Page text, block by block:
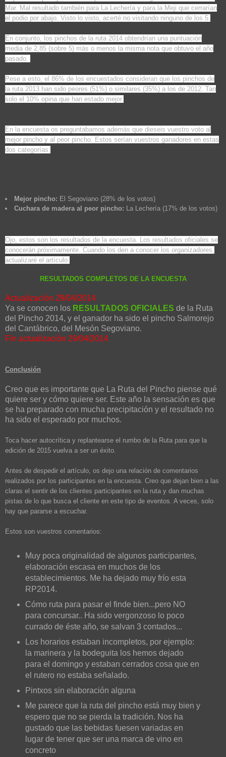
Mar. Mal resultado también para La Lechería y para la Meji que cerrarían
el podio por abajo. Visto lo visto, acerté no visitando ninguno de los 5.
En conjunto, los pinchos de la ruta 2014 obtendrían una puntuación
media de 2,85 (sobre 5) más o menos la misma nota que obtuvo el año
pasado.
Pese a esto, el 86% de los encuestados consideran que los pinchos de
la ruta 2013 han sido peores (51%) o similares (35%) a los de 2012. Tan
solo el 10% opina que han estado mejor.
En la encuesta os preguntabamos además que dieseis vuestro voto al
mejor pincho y al peor pincho. Estos serían vuestros ganadores en estas
dos categorías:
Mejor pincho: El Segoviano (28% de los votos)
Cuchara de madera al peor pincho: La Lechería (17% de los votos)
Ojo, estos son los resultados de la encuesta. Los resultados oficiales se
conocerán próximamente. Cuando los den a conocer los organizadores,
actualizaré el artículo.
RESULTADOS COMPLETOS DE LA ENCUESTA
Actualización 29/04/2014
Ya se conocen los RESULTADOS OFICIALES de la Ruta
del Pincho 2014, y el ganador ha sido el pincho Salmorejo
del Cantábrico, del Mesón Segoviano.
Fin actualización 29/04/2014
Conclusión
Creo que es importante que La Ruta del Pincho piense qué
quiere ser y cómo quiere ser. Este año la sensación es que
se ha preparado con mucha precipitación y el resultado no
ha sido el esperado por muchos.
Toca hacer autocrítica y replantearse el rumbo de la Ruta para que la
edición de 2015 vuelva a ser un éxito.
Antes de despedir el artículo, os dejo una relación de comentarios
realizados por los participantes en la encuesta. Creo que dejan bien a las
claras el sentir de los clientes participantes en la ruta y dan muchas
pistas de lo que busca el cliente en este tipo de eventos. A veces, solo
hay que pararse a escuchar.
Estos son vuestros comentarios:
Muy poca originalidad de algunos participantes,
elaboración escasa en muchos de los
establecimientos. Me ha dejado muy frío esta
RP2014.
Cómo ruta para pasar el finde bien...pero NO
para concursar.. Ha sido vergonzoso lo poco
currado de éste año, se salvan 3 contados...
Los horarios estaban incompletos, por ejemplo:
la marinera y la bodeguita los hemos dejado
para el domingo y estaban cerrados cosa que en
el rutero no estaba señalado.
Pintxos sin elaboración alguna
Me parece que la ruta del pincho está muy bien y
espero que no se pierda la tradición. Nos ha
gustado que las bebidas fuesen variadas en
lugar de tener que ser una marca de vino en
concreto